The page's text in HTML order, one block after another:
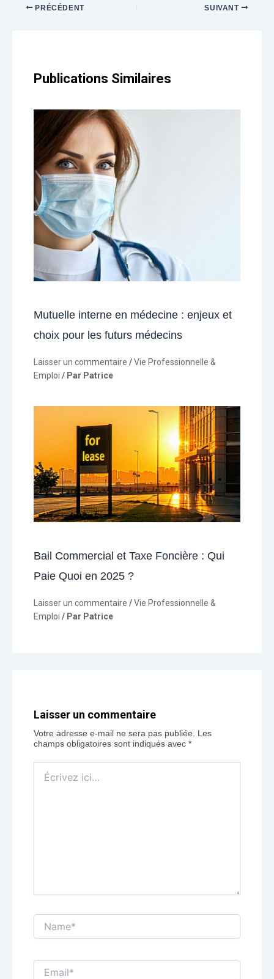
PRÉCÉDENT SUIVANT
Publications Similaires
Mutuelle interne en médecine : enjeux et
choix pour les futurs médecins
Laisser un commentaire /Vie Professionnelle &
Emploi / Par Patrice
Bail Commercial et Taxe Foncière : Qui
Paie Quoi en 2025 ?
Laisser un commentaire /Vie Professionnelle &
Emploi / Par Patrice
Laisser un commentaire
Votre adresse e-mail ne sera pas publiée. Les
champs obligatoires sont indiqués avec *
ici…